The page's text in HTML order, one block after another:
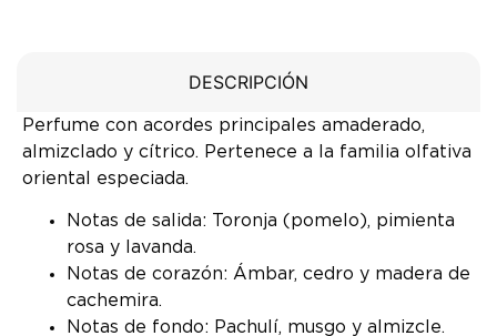
DESCRIPCIÓN
Perfume con acordes principales amaderado,
almizclado y cítrico. Pertenece a la familia olfativa
oriental especiada.
Notas de salida: Toronja (pomelo), pimienta
rosa y lavanda.
Notas de corazón: Ámbar, cedro y madera de
cachemira.
Notas de fondo: Pachulí, musgo y almizcle.